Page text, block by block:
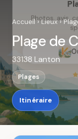
Photos, avis,
Accueil›Lieux›
Plage de
33138 Lanton
Plages
Itinéraire